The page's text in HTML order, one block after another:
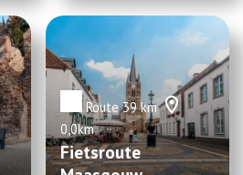
Route 39 km
0,0km
Fietsroute